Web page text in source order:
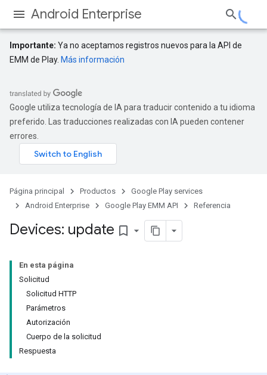
Android Enterprise
Importante: Ya no aceptamos registros nuevos para la API de
EMM de Play. Más información
Google utiliza tecnología de IA para traducir contenido a tu idioma
preferido. Las traducciones realizadas con IA pueden contener
errores.
Página principal Productos
Google Play services
Android Enterprise
Google Play EMM API Referencia
Devices: update bookmark_border
En esta página
Solicitud
Solicitud HTTP
Parámetros
Autorización
Cuerpo de la solicitud
Respuesta